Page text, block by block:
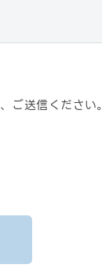
ご送信ください。